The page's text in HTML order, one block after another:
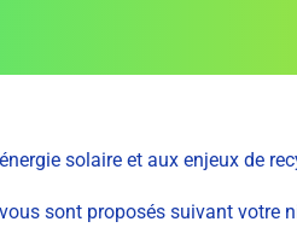
solaire et aux enjeux de
sont proposés suivant votre